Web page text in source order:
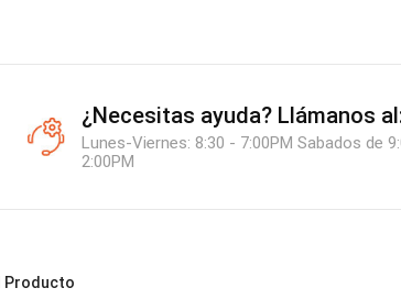
¿Necesitas ayuda? Llámanos
Lunes-Viernes: 8:30 - 7:00PM Sabados de
2:00PM
Producto